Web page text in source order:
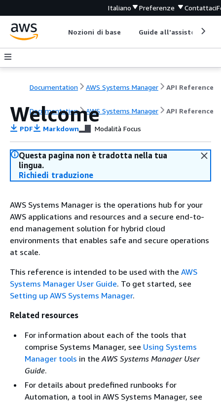
Italiano Preferenze Contattaci
Nozioni di base Guide all'assistenza
Documentation AWS Systems Manager API Reference
Documentation AWS Systems Manager API Reference
Welcome
PDF Markdown Modalità Focus
Questa pagina non è tradotta nella tua
lingua.
Richiedi traduzione
AWS Systems Manager is the operations hub for your
AWS applications and resources and a secure end-to-
end management solution for hybrid cloud
environments that enables safe and secure operations
at scale.
This reference is intended to be used with the AWS
Systems Manager User Guide. To get started, see
Setting up AWS Systems Manager.
Related resources
For information about each of the tools that
comprise Systems Manager, see Using Systems
Manager tools in theAWS Systems Manager User
Guide.
For details about predefined runbooks for
Automation, a tool in AWS Systems Manager, see